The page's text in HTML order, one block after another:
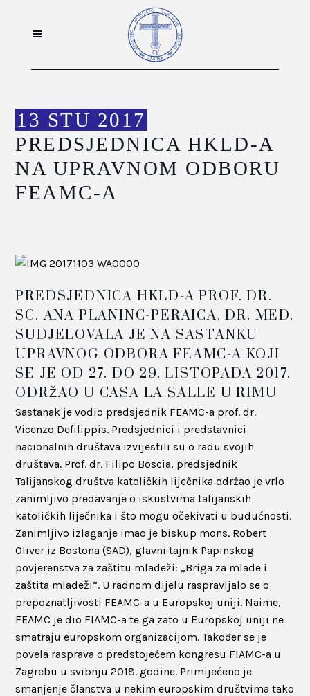
13 STU 2017
PREDSJEDNICA HKLD-A
NA UPRAVNOM ODBORU
FEAMC-A
PREDSJEDNICA HKLD-A PROF. DR.
SC. ANA PLANINC-PERAICA, DR. MED.
SUDJELOVALA JE NA SASTANKU
UPRAVNOG ODBORA FEAMC-A KOJI
SE JE OD 27. DO 29. LISTOPADA 2017.
ODRŽAO U CASA LA SALLE U RIMU
Sastanak je vodio predsjednik FEAMC-a prof. dr.
Vicenzo Defilippis. Predsjednici i predstavnici
nacionalnih društava izvijestili su o radu svojih
društava. Prof. dr. Filipo Boscia, predsjednik
Talijanskog društva katoličkih liječnika održao je vrlo
zanimljivo predavanje o iskustvima talijanskih
katoličkih liječnika i što mogu očekivati u budućnosti.
Zanimljivo izlaganje imao je biskup mons. Robert
Oliver iz Bostona (SAD), glavni tajnik Papinskog
povjerenstva za zaštitu mladeži: „Briga za mlade i
zaštita mladeži“. U radnom dijelu raspravljalo se o
prepoznatljivosti FEAMC-a u Europskoj uniji. Naime,
FEAMC je dio FIAMC-a te ga zato u Europskoj uniji ne
smatraju europskom organizacijom. Također se je
povela rasprava o predstojećem kongresu FIAMC-a u
Zagrebu u svibnju 2018. godine. Primijećeno je
smanjenje članstva u nekim europskim društvima tako